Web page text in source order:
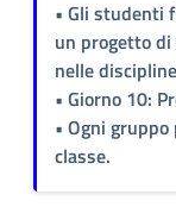
• Gli studenti
un progetto di
nelle
• Giorno 10:
• Ogni
classe.